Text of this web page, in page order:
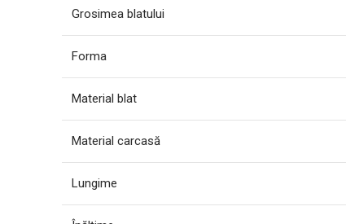
Grosimea blatului
Forma
Material blat
Material carcasă
Lungime